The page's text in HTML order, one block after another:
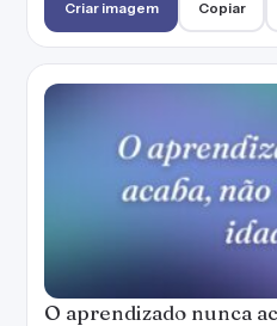
Criar imagem Copiar
O aprendizado nunca